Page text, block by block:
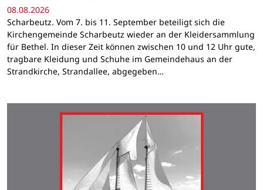
08.08.2026
Scharbeutz. Vom 7. bis 11. September beteiligt sich die
Kirchengemeinde Scharbeutz wieder an der Kleidersammlung
für Bethel. In dieser Zeit können zwischen 10 und 12 Uhr gute,
tragbare Kleidung und Schuhe im Gemeindehaus an der
Strandkirche, Strandallee, abgegeben…